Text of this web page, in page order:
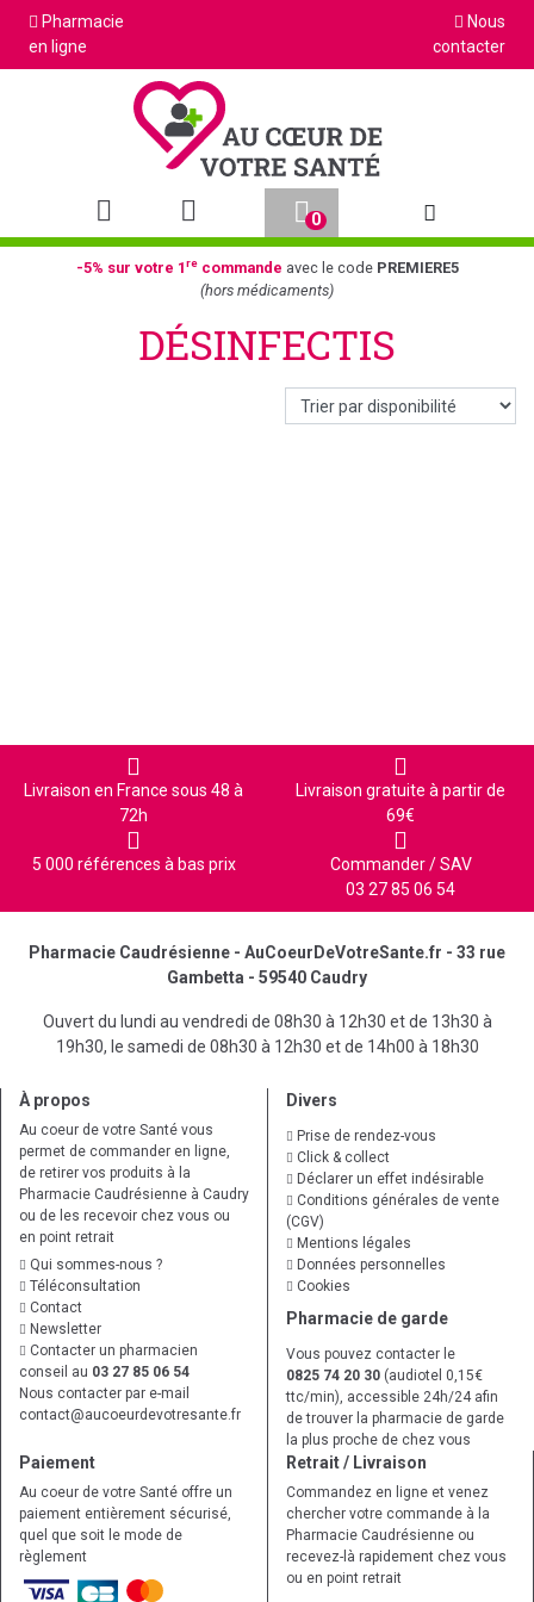
Pharmacie
en ligne
Nous
contacter
0
Afficher la
-5% sur votre 1recommande avec le code PREMIERE5
(hors médicaments)
DÉSINFECTIS
Livraison en France sous 48 à
72h
Livraison gratuite à partir de
69€
5 000 références à bas prix
Commander / SAV
03 27 85 06 54
Pharmacie Caudrésienne - AuCoeurDeVotreSante.fr - 33 rue
Gambetta - 59540 Caudry
Ouvert du lundi au vendredi de 08h30 à 12h30 et de 13h30 à
19h30, le samedi de 08h30 à 12h30 et de 14h00 à 18h30
À propos
Au coeur de votre Santé vous
permet de commander en ligne,
de retirer vos produits à la
Pharmacie Caudrésienne à Caudry
ou de les recevoir chez vous ou
en point retrait
Qui sommes-nous ?
Téléconsultation
Contact
Newsletter
Contacter un pharmacien
conseil au 03 27 85 06 54
Nous contacter par e-mail
contact@aucoeurdevotresante.fr
Divers
Prise de rendez-vous
Click & collect
Déclarer un effet indésirable
Conditions générales de vente
(CGV)
Mentions légales
Données personnelles
Cookies
Pharmacie de garde
Vous pouvez contacter le
0825 74 20 30 (audiotel 0,15€
ttc/min), accessible 24h/24 afin
de trouver la pharmacie de garde
la plus proche de chez vous
Paiement
Au coeur de votre Santé offre un
paiement entièrement sécurisé,
quel que soit le mode de
règlement
Retrait / Livraison
Commandez en ligne et venez
chercher votre commande à la
Pharmacie Caudrésienne ou
recevez-là rapidement chez vous
ou en point retrait